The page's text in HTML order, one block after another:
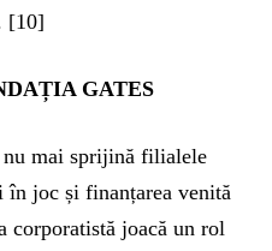
[10]
GATES
mai sprijină filialele
în joc și finanțarea venită
corporatistă joacă un rol